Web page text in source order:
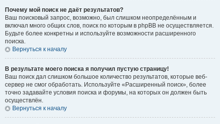
Почему мой поиск не даёт результатов?
Ваш поисковый запрос, возможно, был слишком неопределённым и
включал много общих слов, поиск по которым в phpBB не осуществляется.
Будьте более конкретны и используйте возможности расширенного
поиска.
Вернуться к началу
В результате моего поиска я получил пустую страницу!
Ваш поиск дал слишком большое количество результатов, которые веб-
сервер не смог обработать. Используйте «Расширенный поиск», более
точно задавайте условия поиска и форумы, на которых он должен быть
осуществлён.
Вернуться к началу